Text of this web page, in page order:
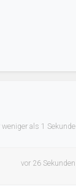
weniger als 1 Sekunde
vor 26 Sekunden